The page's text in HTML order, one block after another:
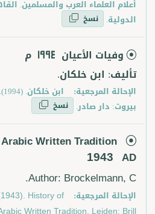
أعلام العلماء العرب والمسلمين.
الدولية. نسخ
وفيات الأعيان 1994 م
تأليف: ابن خلكان.
الإحالة المرجعية:
بيروت: دار صادر. نسخ
Written Tradition
1943
AD
Author: Brockelmann, C.
الإحالة المرجعية:
History of
Written Tradition. Leiden: Brill.